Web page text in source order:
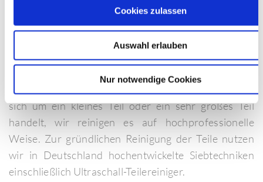
Cookies zulassen
Auswahl erlauben
Nur notwendige Cookies
Reinigung Ihrer Teile – wir als Ihr Partner
unterstützen Sie gerne und kompetent.
Für die industrielle Teilereinigung in Köngen können
Sie zu uns kommen und unsere Leistungen in
Anspruch nehmen. Egal wie groß Ihr Teil ist, ob es
sich um ein kleines Teil oder ein sehr großes Teil
handelt, wir reinigen es auf hochprofessionelle
Weise. Zur gründlichen Reinigung der Teile nutzen
wir in Deutschland hochentwickelte Siebtechniken
einschließlich Ultraschall-Teilereiniger.